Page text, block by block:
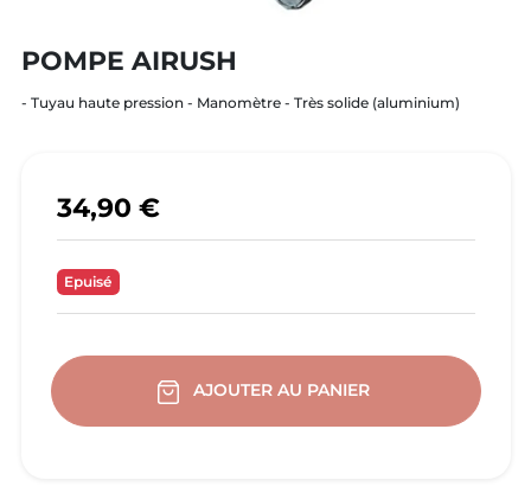
POMPE AIRUSH
- Tuyau haute pression - Manomètre - Très solide (aluminium)
34,90 €
Epuisé
AJOUTER AU PANIER